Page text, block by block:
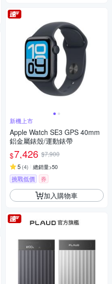
新機上市
Apple Watch SE3 GPS 40mm
鋁金屬錶殼/運動錶帶
$7,426 $7,900
5 (4) 總銷量>50
挑戰低價 券
加入購物車